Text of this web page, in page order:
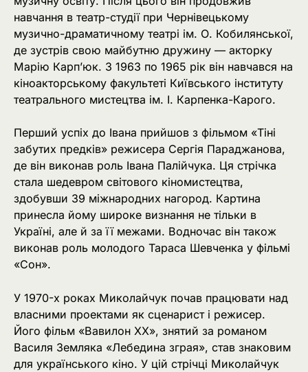
навчання в театр-студії при Чернівецькому
музично-драматичному театрі ім. О. Кобилянської,
де зустрів свою майбутню дружину — акторку
Марію Карп’юк. З 1963 по 1965 рік він навчався на
кіноакторському факультеті Київського інституту
театрального мистецтва ім. І. Карпенка-Карого.
Перший успіх до Івана прийшов з фільмом «Тіні
забутих предків» режисера Сергія Параджанова,
де він виконав роль Івана Палійчука. Ця стрічка
стала шедевром світового кіномистецтва,
здобувши 39 міжнародних нагород. Картина
принесла йому широке визнання не тільки в
Україні, але й за її межами. Водночас він також
виконав роль молодого Тараса Шевченка у фільмі
«Сон».
У 1970-х роках Миколайчук почав працювати над
власними проектами як сценарист і режисер.
Його фільм «Вавилон ХХ», знятий за романом
Василя Земляка «Лебедина зграя», став знаковим
для українського кіно. У цій стрічці Миколайчук